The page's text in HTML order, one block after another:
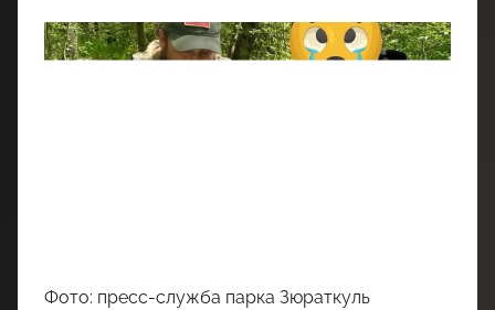
Фото: пресс-служба парка Зюраткуль